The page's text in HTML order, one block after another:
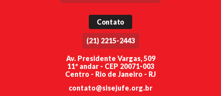
Contato
(21) 2215-2443
Av. Presidente Vargas, 509
11º andar - CEP 20071-003
Centro - Rio de Janeiro - RJ
contato@sisejufe.org.br